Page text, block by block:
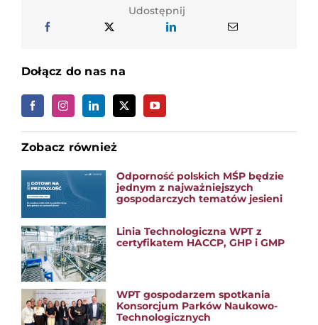
Udostępnij
Dołącz do nas na
Zobacz również
Odporność polskich MŚP będzie
jednym z najważniejszych
gospodarczych tematów jesieni
Linia Technologiczna WPT z
certyfikatem HACCP, GHP i GMP
WPT gospodarzem spotkania
Konsorcjum Parków Naukowo-
Technologicznych